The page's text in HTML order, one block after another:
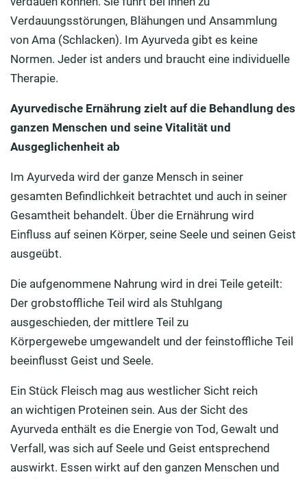
Verdauungsstörungen, Blähungen und Ansammlung
von Ama (Schlacken). Im Ayurveda gibt es keine
Normen. Jeder ist anders und braucht eine individuelle
Therapie.
Ayurvedische Ernährung zielt auf die Behandlung des
ganzen Menschen und seine Vitalität und
Ausgeglichenheit ab
Im Ayurveda wird der ganze Mensch in seiner
gesamten Befindlichkeit betrachtet und auch in seiner
Gesamtheit behandelt. Über die Ernährung wird
Einfluss auf seinen Körper, seine Seele und seinen Geist
ausgeübt.
Die aufgenommene Nahrung wird in drei Teile geteilt:
Der grobstoffliche Teil wird als Stuhlgang
ausgeschieden, der mittlere Teil zu
Körpergewebe umgewandelt und der feinstoffliche Teil
beeinflusst Geist und Seele.
Ein Stück Fleisch mag aus westlicher Sicht reich
an wichtigen Proteinen sein. Aus der Sicht des
Ayurveda enthält es die Energie von Tod, Gewalt und
Verfall, was sich auf Seele und Geist entsprechend
auswirkt. Essen wirkt auf den ganzen Menschen und